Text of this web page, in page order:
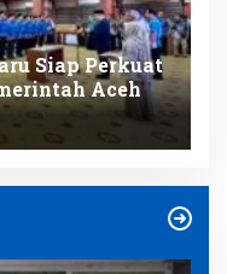
Siap Perkuat
Aceh